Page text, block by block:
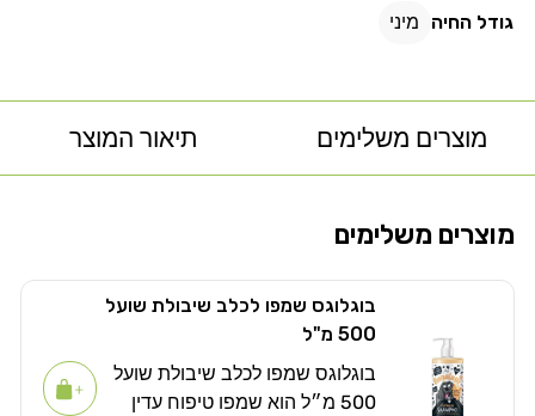
גודל החיה מיני
מוצרים משלימים תיאור המוצר
מוצרים משלימים
בוגלוגס שמפו לכלב שיבולת שועל
500 מ"ל
בוגלוגס שמפו לכלב שיבולת שועל
500 מ״ל הוא שמפו טיפוח עדין